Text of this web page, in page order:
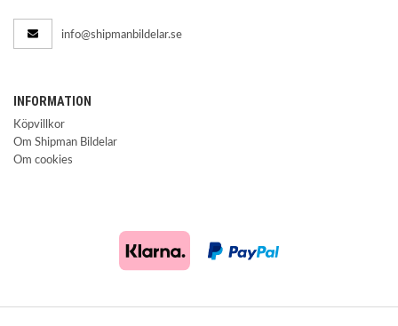
info@shipmanbildelar.se
INFORMATION
Köpvillkor
Om Shipman Bildelar
Om cookies